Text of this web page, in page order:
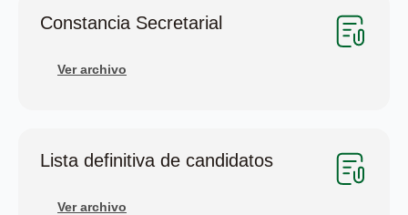
Constancia Secretarial
Ver archivo
Lista definitiva de candidatos
Ver archivo